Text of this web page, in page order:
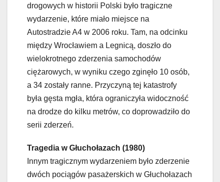
drogowych w historii Polski było tragiczne
wydarzenie, które miało miejsce na
Autostradzie A4 w 2006 roku. Tam, na odcinku
między Wrocławiem a Legnicą, doszło do
wielokrotnego zderzenia samochodów
ciężarowych, w wyniku czego zginęło 10 osób,
a 34 zostały ranne. Przyczyną tej katastrofy
była gęsta mgła, która ograniczyła widoczność
na drodze do kilku metrów, co doprowadziło do
serii zderzeń.
Tragedia w Głuchołazach (1980)
Innym tragicznym wydarzeniem było zderzenie
dwóch pociągów pasażerskich w Głuchołazach